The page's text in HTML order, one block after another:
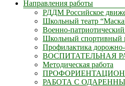
Направления работы
РДДМ Российское
Школьный театр
Военно-
Школьный спортивный
Профилактика дорожно-
ВОСПИТАТЕЛЬНАЯ
Методическая работа
РАБОТА С